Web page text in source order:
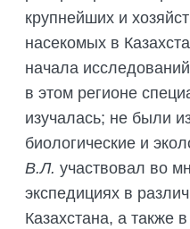
крупнейших и
насекомых в
начала
в этом регионе
изучалась; не были
биологические и
В.Л. участвовал во
экспедициях в
Казахстана, а также